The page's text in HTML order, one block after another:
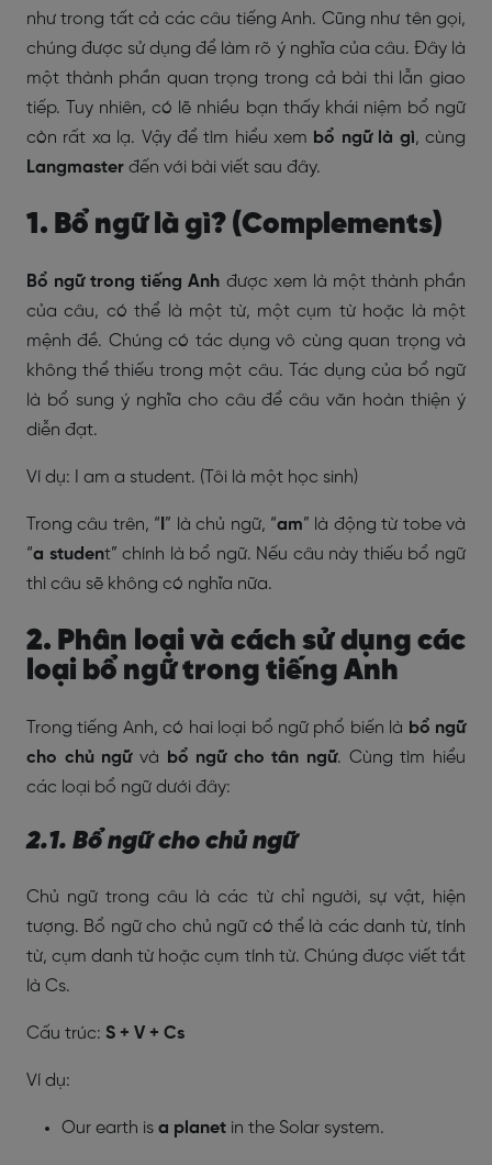
như trong tất cả các câu tiếng Anh. Cũng như tên gọi,
chúng được sử dụng để làm rõ ý nghĩa của câu. Đây là
một thành phần quan trọng trong cả bài thi lẫn giao
tiếp. Tuy nhiên, có lẽ nhiều bạn thấy khái niệm bổ ngữ
còn rất xa lạ. Vậy để tìm hiểu xem bổ ngữ là gì, cùng
Langmaster đến với bài viết sau đây.
1. Bổ ngữ là gì? (Complements)
Bổ ngữ trong tiếng Anh được xem là một thành phần
của câu, có thể là một từ, một cụm từ hoặc là một
mệnh đề. Chúng có tác dụng vô cùng quan trọng và
không thể thiếu trong một câu. Tác dụng của bổ ngữ
là bổ sung ý nghĩa cho câu để câu văn hoàn thiện ý
diễn đạt.
Ví dụ: I am a student. (Tôi là một học sinh)
Trong câu trên, “ ” là chủ ngữ, “am” là động từ tobe và
“a student” chính là bổ ngữ. Nếu câu này thiếu bổ ngữ
thì câu sẽ không có nghĩa nữa.
2. Phân loại và cách sử dụng các
loại bổ ngữ trong tiếng Anh
Trong tiếng Anh, có hai loại bổ ngữ phổ biến là bổ ngữ
cho chủ ngữvà bổ ngữ cho tân ngữ. Cùng tìm hiểu
các loại bổ ngữ dưới đây:
2.1. Bổ ngữ cho chủ ngữ
Chủ ngữ trong câu là các từ chỉ người, sự vật, hiện
tượng. Bổ ngữ cho chủ ngữ có thể là các danh từ, tính
từ, cụm danh từ hoặc cụm tính từ. Chúng được viết tắt
là Cs.
Cấu trúc: S + V + Cs
Ví dụ:
Our earth is a planet in the Solar system.